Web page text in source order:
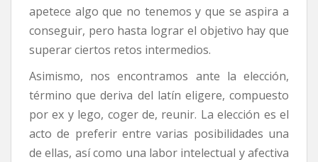
apetece algo que no tenemos y que se aspira a
conseguir, pero hasta lograr el objetivo hay que
superar ciertos retos intermedios.
Asimismo, nos encontramos ante la elección,
término que deriva del latín eligere, compuesto
por ex y lego, coger de, reunir. La elección es el
acto de preferir entre varias posibilidades una
de ellas, así como una labor intelectual y afectiva